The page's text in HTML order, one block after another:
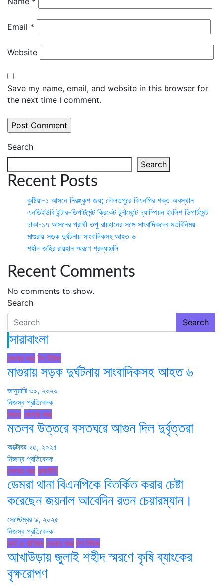
Email *
Website
Save my name, email, and website in this browser for
the next time I comment.
Search
Search
Recent Posts
কুষ্টিয়া-১ আসনে নিরঙ্কুশ জয়; দৌলতপুরে বিএনপির শক্ত অবস্থান
এনডিইউবি ইন্টার-ডিপার্টমেন্ট ক্রিকেট টুর্নামেন্টে চ্যাম্পিয়ন ইংলিশ ডিপার্টমেন্ট
ঢাকা-১৭ আসনের প্রার্থী তপু রায়হানের সঙ্গে সাংবাদিকদের মতবিনিময়
মাগুরায় সড়ক দুর্ঘটনায় সাংবাদিকসহ আহত ৬
শহীদ জহির রায়হান স্মরণে শ্রদ্ধাঞ্জলি
Recent Comments
No comments to show.
Search
Search
সারাবাংলা
জেলার খবর টপ নিউজ
মাগুরায় সড়ক দুর্ঘটনায় সাংবাদিকসহ আহত ৬
জানুয়ারি ৩০, ২০২৬
নিজস্ব প্রতিবেদক
আরও জেলার খবর
মতলব উত্তরে বসতঘরে আগুন দিল দুর্বৃত্তরা
অক্টোবর ২৫, ২০২৫
নিজস্ব প্রতিবেদক
জেলার খবর রাজনীতি
ডেমরা থানা বিএনপিকে বিতর্কিত করার চেষ্টা
করেছেন জয়নাল আবেদিন রতন চেয়ারম্যান।
সেপ্টেম্বর ৯, ২০২৫
নিজস্ব প্রতিবেদক
অর্থ ও বাণিজ্য জেলার খবর টপ নিউজ
আখাউড়ায় জুলাই শহীদ স্মরণে কৃষি ব্যাংকের
বৃক্ষরোপণ